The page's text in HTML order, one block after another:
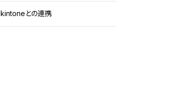
kintoneとの連携